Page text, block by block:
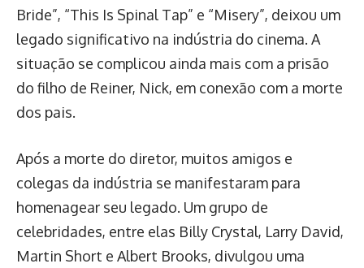
Bride”, “This Is Spinal Tap” e “Misery”, deixou um
legado significativo na indústria do cinema. A
situação se complicou ainda mais com a prisão
do filho de Reiner, Nick, em conexão com a morte
dos pais.
Após a morte do diretor, muitos amigos e
colegas da indústria se manifestaram para
homenagear seu legado. Um grupo de
celebridades, entre elas Billy Crystal, Larry David,
Martin Short e Albert Brooks, divulgou uma